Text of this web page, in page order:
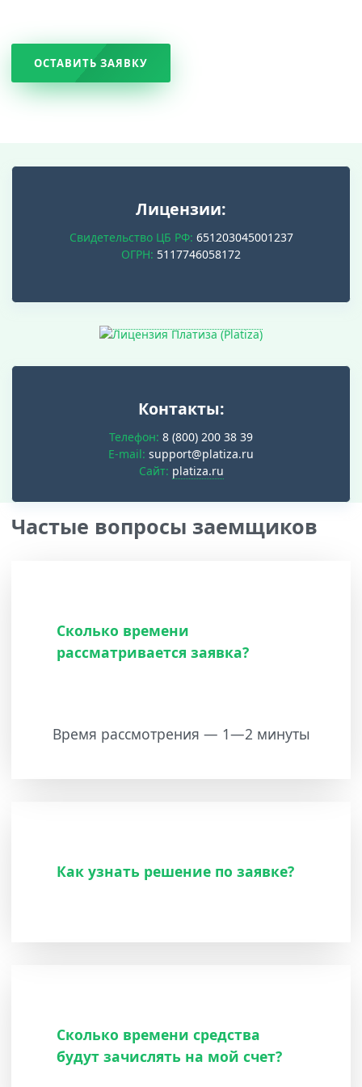
ОСТАВИТЬ ЗАЯВКУ
Лицензии:
Свидетельство ЦБ РФ: 651203045001237
ОГРН: 5117746058172
Контакты:
Телефон: 8 (800) 200 38 39
E-mail: support@platiza.ru
Cайт: platiza.ru
Частые вопросы заемщиков
Сколько времени
рассматривается заявка?
Время рассмотрения — 1—2 минуты
Как узнать решение по заявке?
Сколько времени средства
будут зачислять на мой счет?